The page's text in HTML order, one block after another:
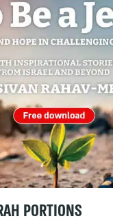
PORTIONS